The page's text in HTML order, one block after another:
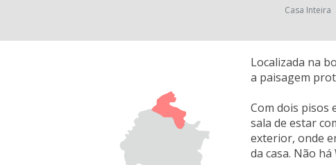
Casa Inteira
Localizada na
a paisagem
Com dois pisos
sala de estar
exterior, onde
da casa. Não há